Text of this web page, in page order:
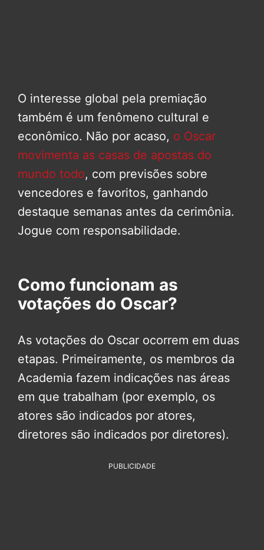
O interesse global pela premiação
também é um fenômeno cultural e
econômico. Não por acaso, o Oscar
movimenta as casas de apostas do
mundo todo, com previsões sobre
vencedores e favoritos, ganhando
destaque semanas antes da cerimônia.
Jogue com responsabilidade.
Como funcionam as
votações do Oscar?
As votações do Oscar ocorrem em duas
etapas. Primeiramente, os membros da
Academia fazem indicações nas áreas
em que trabalham (por exemplo, os
atores são indicados por atores,
diretores são indicados por diretores).
PUBLICIDADE